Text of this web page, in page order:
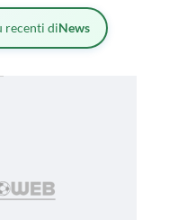
recenti diNews